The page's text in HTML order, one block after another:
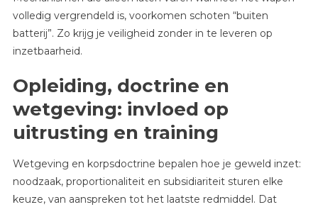
volledig vergrendeld is, voorkomen schoten “buiten
batterij”. Zo krijg je veiligheid zonder in te leveren op
inzetbaarheid.
Opleiding, doctrine en
wetgeving: invloed op
uitrusting en training
Wetgeving en korpsdoctrine bepalen hoe je geweld inzet:
noodzaak, proportionaliteit en subsidiariteit sturen elke
keuze, van aanspreken tot het laatste redmiddel. Dat